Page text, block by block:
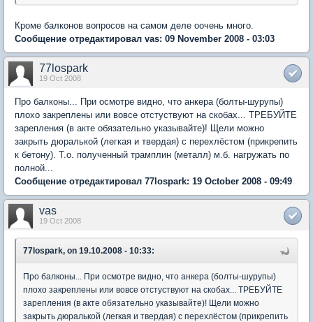
Кроме балконов вопросов на самом деле оочень много.
Сообщение отредактировал vas: 09 November 2008 - 03:03
77lospark
19 Oct 2008
Про балконы... При осмотре видно, что анкера (болты-шурупы)
плохо закреплены или вовсе отстуствуют на скобах... ТРЕБУЙТЕ
зарепления (в акте обязательно указывайте)! Щели можно
закрыть дюралькой (легкая и твердая) с перехлёстом (прикрепить
к бетону). Т.о. полученный трамплин (металл) м.б. нагружать по
полной...
Сообщение отредактировал 77lospark: 19 October 2008 - 09:49
vas
19 Oct 2008
77lospark, on 19.10.2008 - 10:33:
Про балконы... При осмотре видно, что анкера (болты-шурупы)
плохо закреплены или вовсе отстуствуют на скобах... ТРЕБУЙТЕ
зарепления (в акте обязательно указывайте)! Щели можно
закрыть дюралькой (легкая и твердая) с перехлёстом (прикрепить